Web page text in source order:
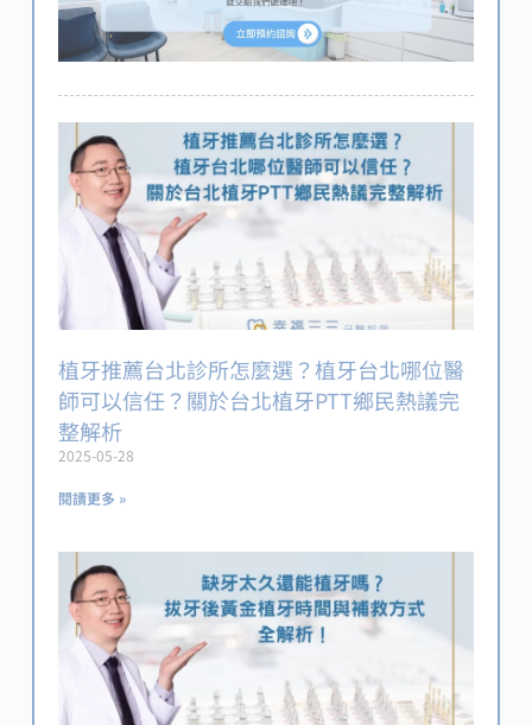
植牙推薦台北診所怎麼選？植牙台北哪位醫
師可以信任？關於台北植牙PTT鄉民熱議完
整解析
2025-05-28
閱讀更多 »